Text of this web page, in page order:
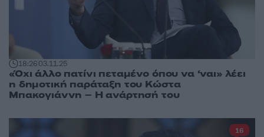
18:2603.11.25
«Όχι άλλο πατίνι πεταμένο όπου να ‘ναι» λέει
η δημοτική παράταξη του Κώστα
Μπακογιάννη – Η ανάρτησή του
16